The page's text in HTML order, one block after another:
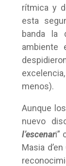
rítmica y
esta
banda la
ambiente
menos).
Aunque
nuevo
l’escenari”
Masia